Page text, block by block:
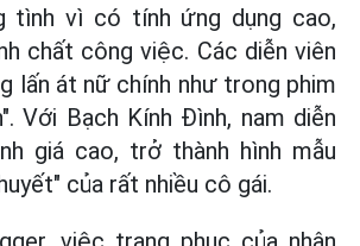
tình vì có tính ứng dụng cao,
chất công việc. Các diễn viên
lấn át nữ chính như trong phim
Với Bạch Kính Đình, nam diễn
giá cao, trở thành hình mẫu
của rất nhiều cô gái.